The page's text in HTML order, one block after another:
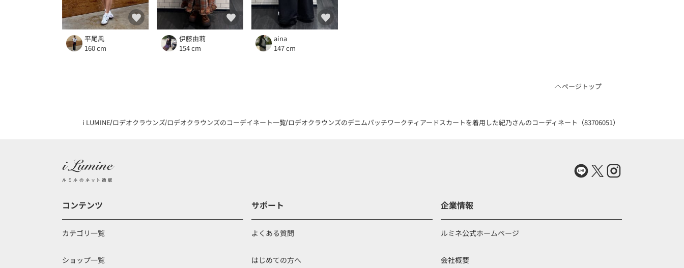
平尾風
160 cm
伊藤由莉
154 cm
aina
147 cm
ページトップ
i LUMINE ロデオクラウンズ ロデオクラウンズのコーデイネート一覧ロデオクラウンズのデニムパッチワークティアードスカートを着用した紀乃さんのコーディネート（83706051）
コンテンツ
カテゴリ一覧
ショップ一覧
サポート
よくある質問
はじめての方へ
企業情報
ルミネ公式ホームページ
会社概要